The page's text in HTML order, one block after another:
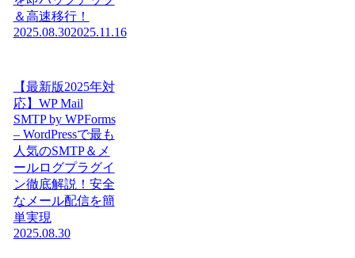
＆高速移行！
2025.08.302025.11.16
【最新版2025年対
応】WP Mail
SMTP by WPForms
– WordPressで最も
人気のSMTP＆メ
ールログプラグイ
ン徹底解説！安全
なメール配信を簡
単実現
2025.08.30